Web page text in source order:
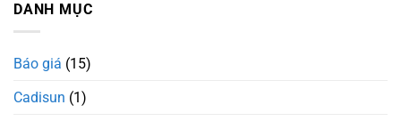
DANH MỤC
Báo giá (15)
Cadisun (1)